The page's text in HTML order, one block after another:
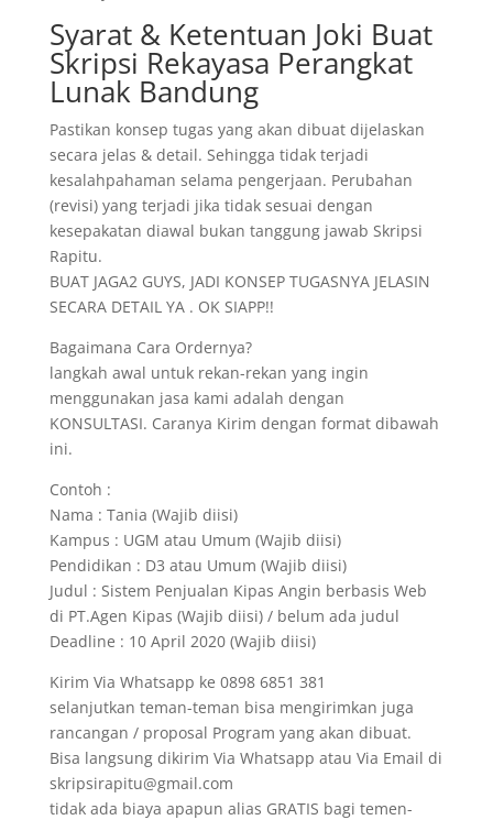
Syarat & Ketentuan Joki Buat
Skripsi Rekayasa Perangkat
Lunak Bandung
Pastikan konsep tugas yang akan dibuat dijelaskan
secara jelas & detail. Sehingga tidak terjadi
kesalahpahaman selama pengerjaan. Perubahan
(revisi) yang terjadi jika tidak sesuai dengan
kesepakatan diawal bukan tanggung jawab Skripsi
Rapitu.
BUAT JAGA2 GUYS, JADI KONSEP TUGASNYA JELASIN
SECARA DETAIL YA . OK SIAPP!!
Bagaimana Cara Ordernya?
langkah awal untuk rekan-rekan yang ingin
menggunakan jasa kami adalah dengan
KONSULTASI. Caranya Kirim dengan format dibawah
ini.
Contoh :
Nama : Tania (Wajib diisi)
Kampus : UGM atau Umum (Wajib diisi)
Pendidikan : D3 atau Umum (Wajib diisi)
Judul : Sistem Penjualan Kipas Angin berbasis Web
di PT.Agen Kipas (Wajib diisi) / belum ada judul
Deadline : 10 April 2020 (Wajib diisi)
Kirim Via Whatsapp ke 0898 6851 381
selanjutkan teman-teman bisa mengirimkan juga
rancangan / proposal Program yang akan dibuat.
Bisa langsung dikirim Via Whatsapp atau Via Email di
skripsirapitu@gmail.com
tidak ada biaya apapun alias GRATIS bagi temen-